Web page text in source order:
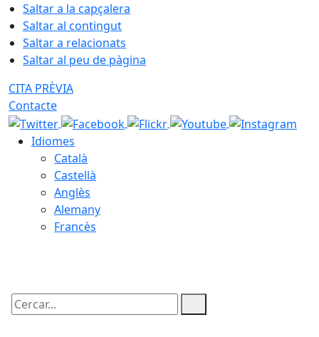
Saltar a la capçalera
Saltar al contingut
Saltar a relacionats
Saltar al peu de pàgina
CITA PRÈVIA
Contacte
Idiomes
Català
Castellà
Anglès
Alemany
Francès
Cercar: